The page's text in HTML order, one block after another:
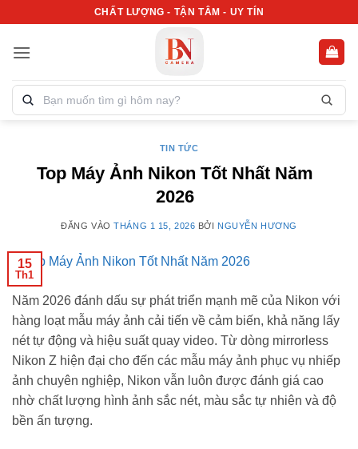
nội
CHẤT LƯỢNG - TẬN TÂM - UY TÍN
Tìm
kiếm
TIN TỨC
Top Máy Ảnh Nikon Tốt Nhất Năm
2026
ĐĂNG VÀOTHÁNG 1 15, 2026 BỞI NGUYỄN HƯƠNG
15
Th1
Năm 2026 đánh dấu sự phát triển mạnh mẽ của Nikon với
hàng loạt mẫu máy ảnh cải tiến về cảm biến, khả năng lấy
nét tự động và hiệu suất quay video. Từ dòng mirrorless
Nikon Z hiện đại cho đến các mẫu máy ảnh phục vụ nhiếp
ảnh chuyên nghiệp, Nikon vẫn luôn được đánh giá cao
nhờ chất lượng hình ảnh sắc nét, màu sắc tự nhiên và độ
bền ấn tượng.